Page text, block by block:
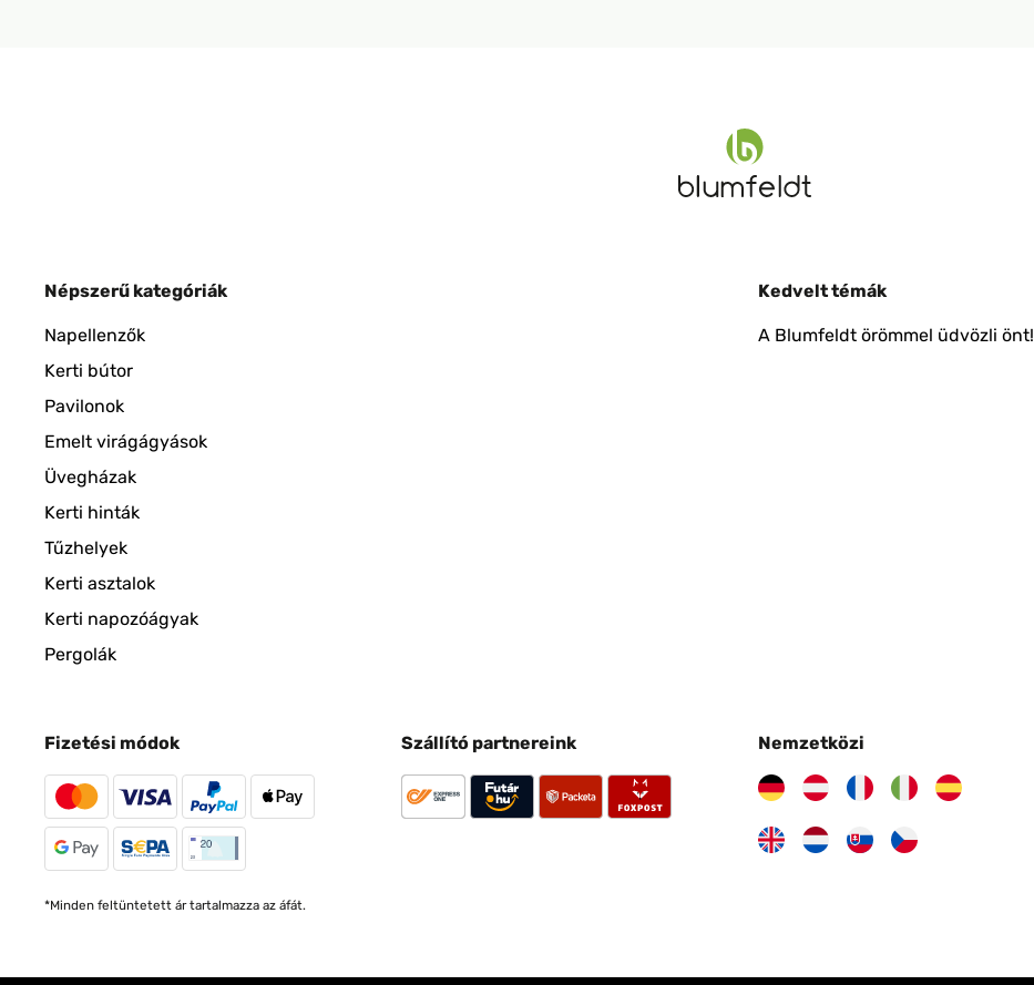
Népszerű kategóriák
Napellenzők
Kerti bútor
Pavilonok
Emelt virágágyások
Üvegházak
Kerti hinták
Tűzhelyek
Kerti asztalok
Kerti napozóágyak
Pergolák
Kedvelt témák
A Blumfeldt örömmel üdvözli önt!
Fizetési módok
*Minden feltüntetett ár tartalmazza az áfát.
Szállító partnereink Nemzetközi